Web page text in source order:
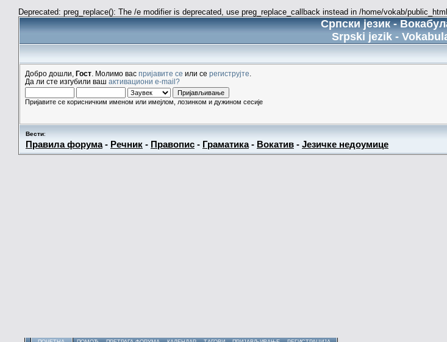
Deprecated: preg_replace(): The /e modifier is deprecated, use preg_replace_callback instead in /home/vokab/
Српски језик -
Srpski jezik -
Добро дошли, Гост . Молимо вас пријавите се или се региструјте
Да ли сте изгубили ваш активациони e-mail?
Пријавите се корисничким именом или имејлом, лозинком и дужином сесије
Вести:
Правила форума- Речник - Правопис - Граматика- Вокатив - Језичке недоумице